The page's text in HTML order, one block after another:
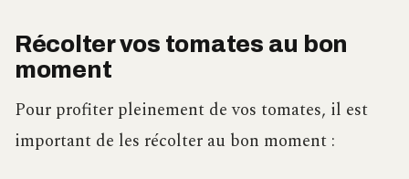
Récolter vos tomates au bon
moment
Pour profiter pleinement de vos tomates, il est
important de les récolter au bon moment :